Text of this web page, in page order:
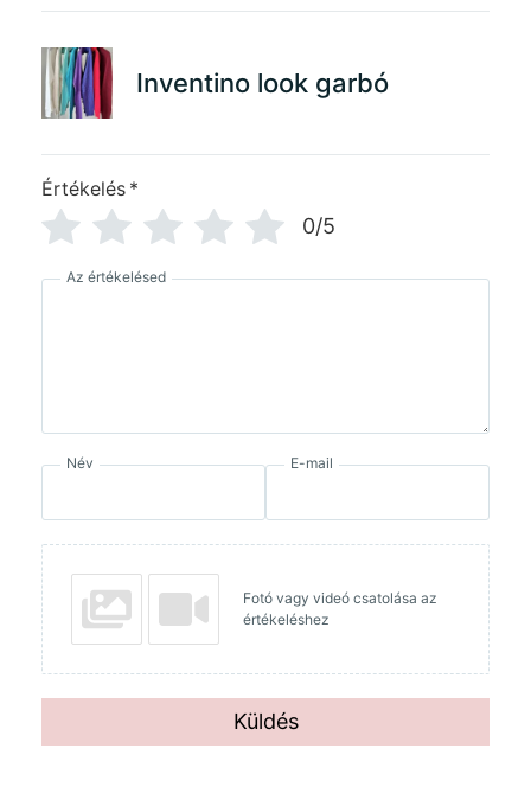
Inventino look garbó
Értékelés *
0/5
Az értékelésed
Név E-mail
Fotó vagy videó csatolása az
értékeléshez
Küldés